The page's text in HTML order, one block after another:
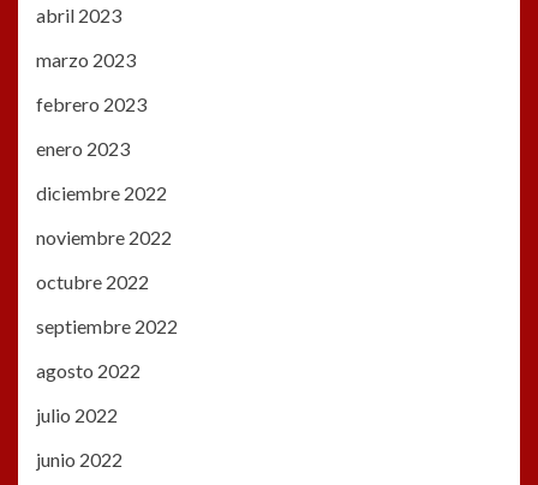
abril 2023
marzo 2023
febrero 2023
enero 2023
diciembre 2022
noviembre 2022
octubre 2022
septiembre 2022
agosto 2022
julio 2022
junio 2022